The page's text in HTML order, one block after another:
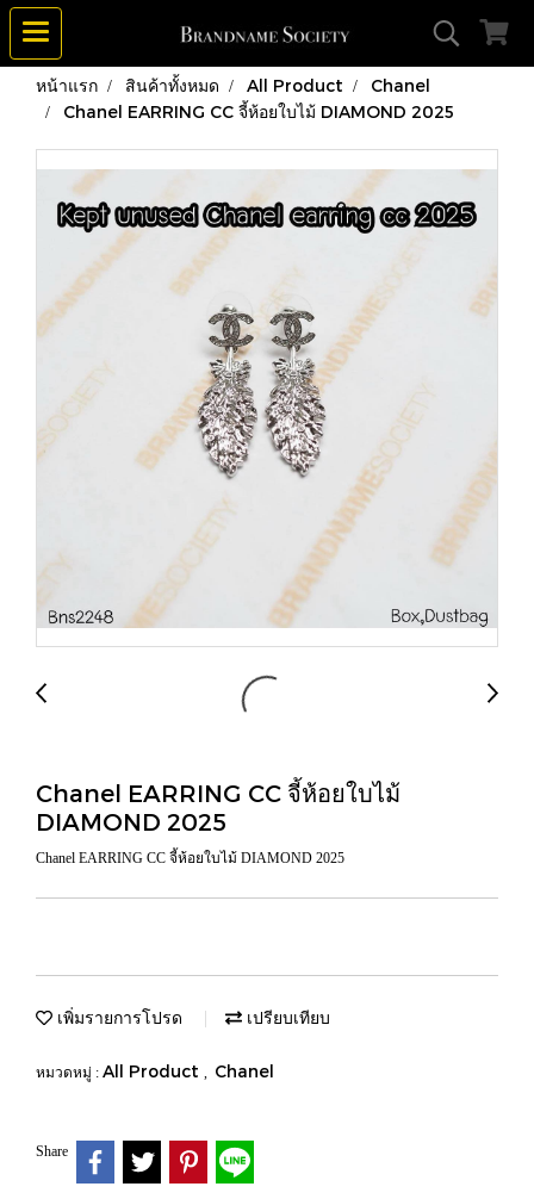
หน้าแรก สินค้าทั้งหมด All Product
Chanel
Chanel EARRING CC จี้ห้อยใบไม้ DIAMOND 2025
Chanel EARRING CC จี้ห้อยใบไม้
DIAMOND 2025
Chanel EARRING CC จี้ห้อยใบไม้ DIAMOND 2025
เพิ่มรายการโปรด เปรียบเทียบ
หมวดหมู่ : All Product , Chanel
Share